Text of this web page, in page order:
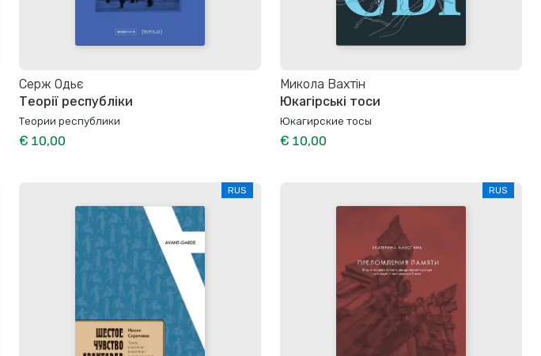
Серж Одьє
Теорії республіки
Теории республики
€ 10,00
Микола Вахтін
Юкагірські тоси
Юкагирские тосы
€ 10,00
RUS RUS